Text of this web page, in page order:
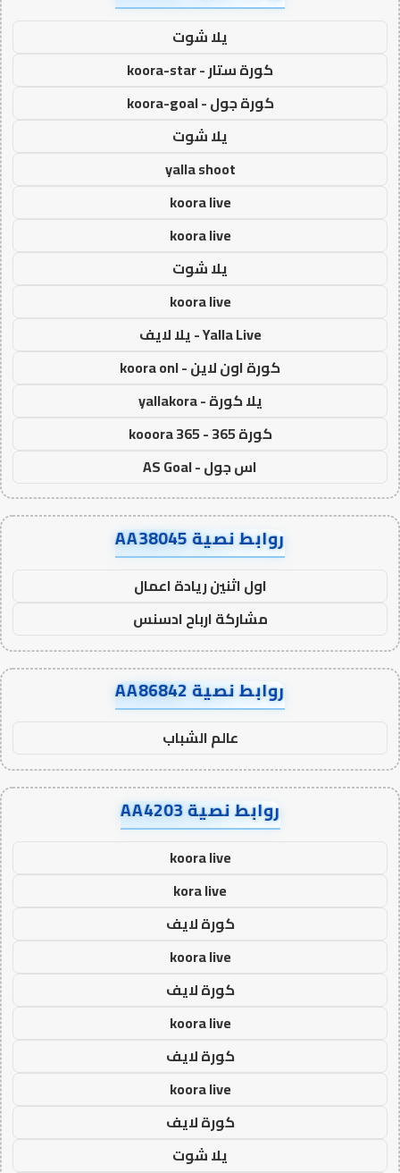
يلا شوت
كورة ستار - koora-star
كورة جول - koora-goal
يلا شوت
yalla shoot
koora live
koora live
يلا شوت
koora live
Yalla Live - يلا لايف
كورة اون لاين - koora onl
يلا كورة - yallakora
كورة 365 - kooora 365
اس جول - AS Goal
روابط نصية AA38045
اول اثنين ريادة اعمال
مشاركة ارباح ادسنس
روابط نصية AA86842
عالم الشباب
روابط نصية AA4203
koora live
kora live
كورة لايف
koora live
كورة لايف
koora live
كورة لايف
koora live
كورة لايف
يلا شوت